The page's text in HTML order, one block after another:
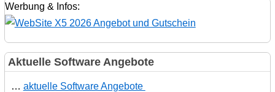
Werbung & Infos:
Aktuelle Software Angebote
… aktuelle Software Angebote